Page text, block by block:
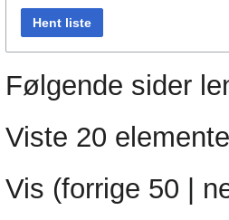
Hent liste
Følgende sider
Viste 20
Vis (forrige 50 |